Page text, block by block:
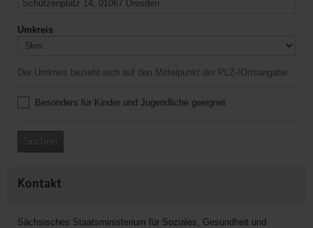
Umkreis
Der Umkreis bezieht sich auf den Mittelpunkt der PLZ-/Ortsangabe.
Besonders für Kinder und Jugendliche geeignet
Suchen
Kontakt
Sächsisches Staatsministerium für Soziales, Gesundheit und